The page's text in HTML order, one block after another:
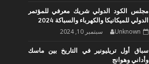
مجلس الكود الدولي شريك معرفي للمؤتمر
الدولي للميكانيكا والكهرباء والسباكة 2024
Unknown سبتمبر 10, 2024
سباق أول تريليونير في التاريخ بين ماسك
وأداني وهوانج